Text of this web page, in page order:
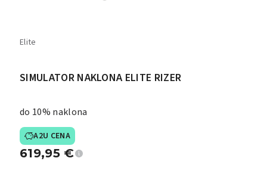
Elite
SIMULATOR NAKLONA ELITE RIZER
do 10% naklona
A2U CENA
619,95 €